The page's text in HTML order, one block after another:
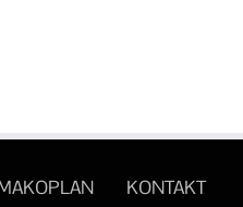
KONTAKT